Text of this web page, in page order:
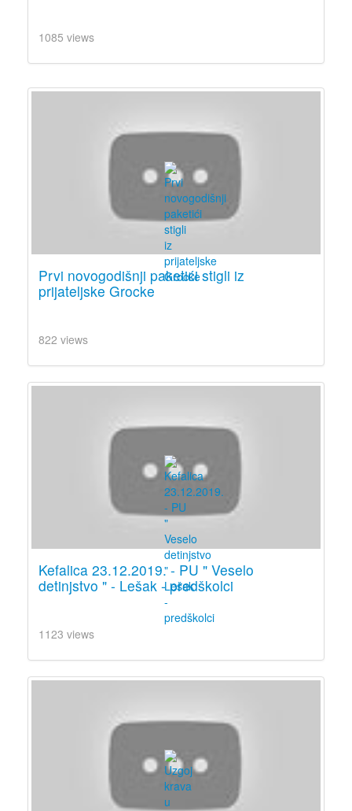
1085 views
Prvi novogodišnji paketići stigli iz
prijateljske Grocke
822 views
Kefalica 23.12.2019. - PU " Veselo
detinjstvo " - Lešak - predškolci
1123 views